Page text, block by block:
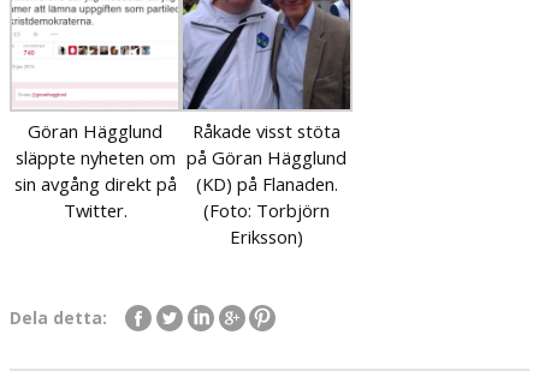
Göran Hägglund
släppte nyheten om
sin avgång direkt på
Twitter.
Råkade visst stöta
på Göran Hägglund
(KD) på Flanaden.
(Foto: Torbjörn
Eriksson)
Dela detta: